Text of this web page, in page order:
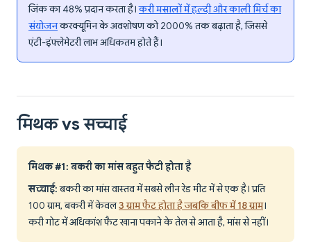
जिंक का 48% प्रदान करता है।करी मसालों में हल्दी और काली मिर्च का
संयोजनकरक्यूमिन के अवशोषण को 2000% तक बढ़ाता है, जिससे
एंटी-इंफ्लेमेटरी लाभ अधिकतम होते हैं।
मिथक vs सच्चाई
मिथक #1: बकरी का मांस बहुत फैटी होता है
सच्चाई:बकरी का मांस वास्तव में सबसे लीन रेड मीट में से एक है। प्रति
100 ग्राम, बकरी में केवल3 ग्राम फैट होता है जबकि बीफ में 18 ग्राम।
करी गोट में अधिकांश फैट खाना पकाने के तेल से आता है, मांस से नहीं।